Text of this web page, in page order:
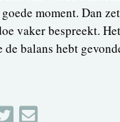
moment. Dan
vaker bespreekt.
balans hebt